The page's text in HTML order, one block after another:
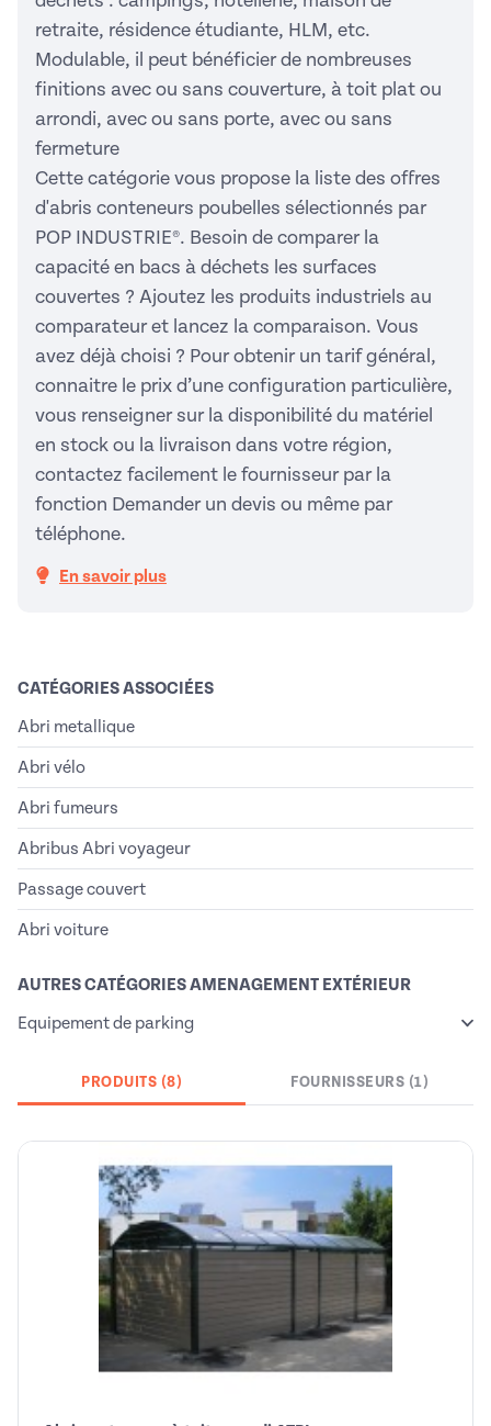
retraite, résidence étudiante, HLM, etc.
Modulable, il peut bénéficier de nombreuses
finitions avec ou sans couverture, à toit plat ou
arrondi, avec ou sans porte, avec ou sans
fermeture
Cette catégorie vous propose la liste des offres
d'abris conteneurs poubelles sélectionnés par
POP INDUSTRIE®. Besoin de comparer la
capacité en bacs à déchets les surfaces
couvertes ? Ajoutez les produits industriels au
comparateur et lancez la comparaison. Vous
avez déjà choisi ? Pour obtenir un tarif général,
connaitre le prix d’une configuration particulière,
vous renseigner sur la disponibilité du matériel
en stock ou la livraison dans votre région,
contactez facilement le fournisseur par la
fonction Demander un devis ou même par
téléphone.
En savoir plus
CATÉGORIES ASSOCIÉES
Abri metallique
Abri vélo
Abri fumeurs
Abribus Abri voyageur
Passage couvert
Abri voiture
AUTRES CATÉGORIES AMENAGEMENT EXTÉRIEUR
Equipement de parking
PRODUITS (8) FOURNISSEURS (1)